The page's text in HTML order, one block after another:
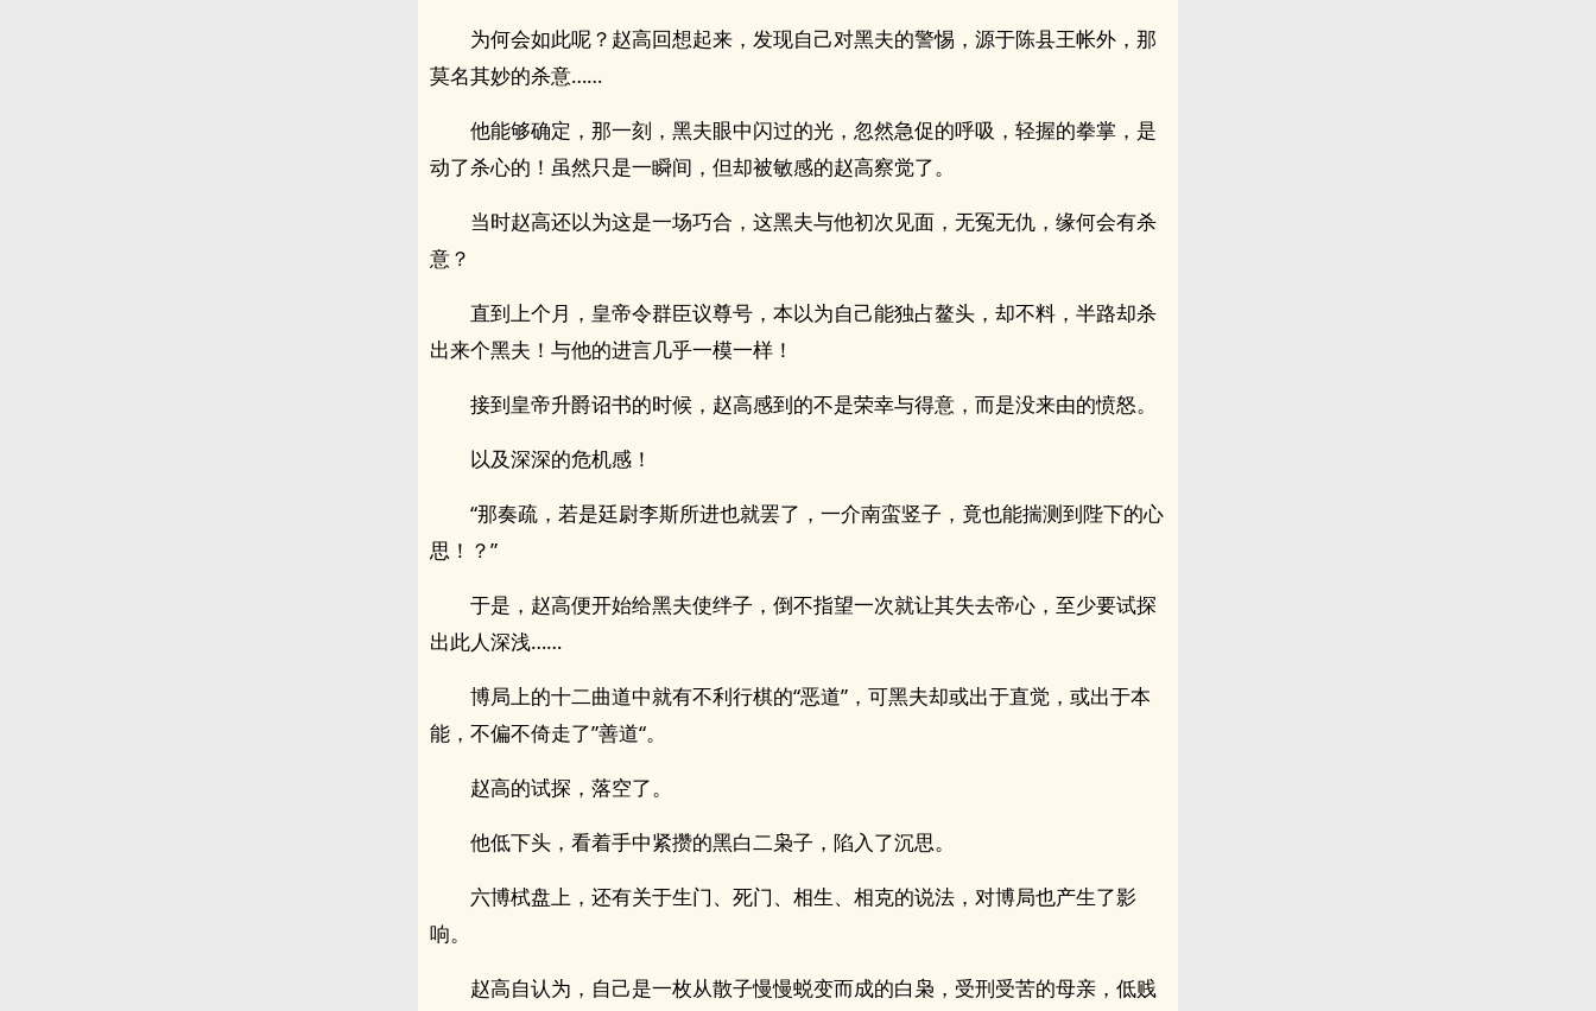
为何会如此呢？赵高回想起来，发现自己对黑夫的警惕，源于陈县王帐外，那
莫名其妙的杀意……
他能够确定，那一刻，黑夫眼中闪过的光，忽然急促的呼吸，轻握的拳掌，是
动了杀心的！虽然只是一瞬间，但却被敏感的赵高察觉了。
当时赵高还以为这是一场巧合，这黑夫与他初次见面，无冤无仇，缘何会有杀
意？
直到上个月，皇帝令群臣议尊号，本以为自己能独占鳌头，却不料，半路却杀
出来个黑夫！与他的进言几乎一模一样！
接到皇帝升爵诏书的时候，赵高感到的不是荣幸与得意，而是没来由的愤怒。
以及深深的危机感！
“那奏疏，若是廷尉李斯所进也就罢了，一介南蛮竖子，竟也能揣测到陛下的心
思！？”
于是，赵高便开始给黑夫使绊子，倒不指望一次就让其失去帝心，至少要试探
出此人深浅……
博局上的十二曲道中就有不利行棋的“恶道”，可黑夫却或出于直觉，或出于本
能，不偏不倚走了”善道“。
赵高的试探，落空了。
他低下头，看着手中紧攒的黑白二枭子，陷入了沉思。
六博栻盘上，还有关于生门、死门、相生、相克的说法，对博局也产生了影
响。
赵高自认为，自己是一枚从散子慢慢蜕变而成的白枭，受刑受苦的母亲，低贱